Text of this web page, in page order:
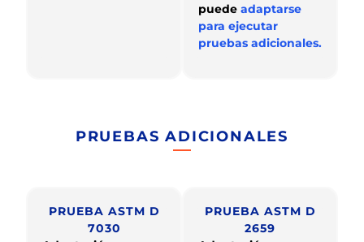
puede adaptarse
para ejecutar
pruebas adicionales.
PRUEBAS ADICIONALES
PRUEBA ASTM D
7030
PRUEBA ASTM D
2659